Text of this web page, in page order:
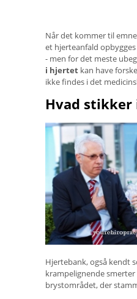
Når det kommer til
et hjerteanfald
- men for det meste
i hjertet kan have
ikke findes i det
Hvad
Hjertebank, også kendt
krampelignende
brystområdet, der